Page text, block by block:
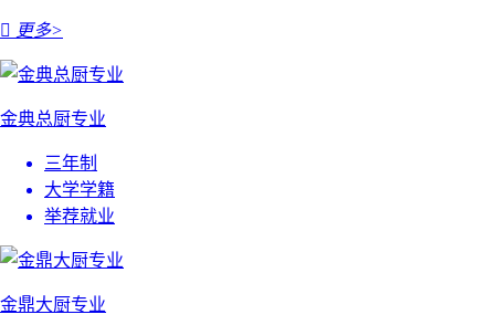
 更多>
金典总厨专业
三年制
大学学籍
举荐就业
金鼎大厨专业